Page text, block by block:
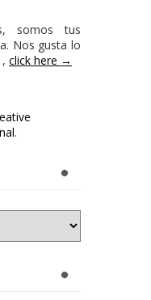
somos tus
Nos gusta lo
click here →
.